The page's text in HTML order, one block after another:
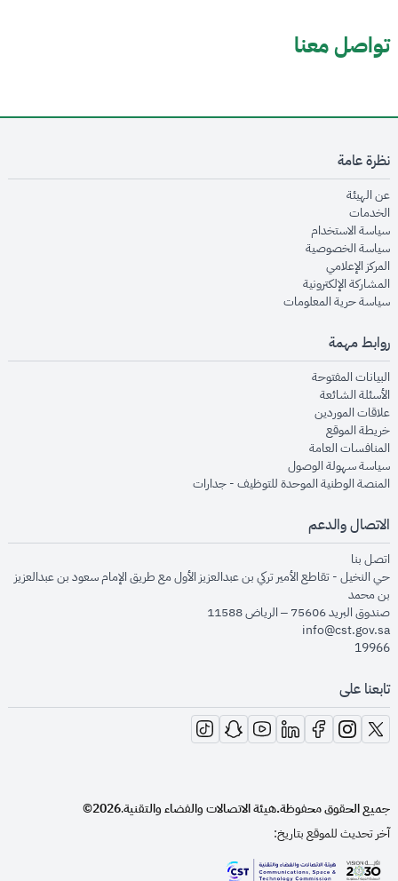
تواصل معنا
نظرة عامة
عن الهيئةopens in new window
الخدماتopens in new window
سياسة الاستخدام
سياسة الخصوصيةopens in new window
المركز الإعلاميopens in new window
المشاركة الإلكترونيةopens in new window
سياسة حرية المعلوماتopens in new window
روابط مهمة
البيانات المفتوحةopens in new window
الأسئلة الشائعةopens in new window
علاقات الموردينopens in new window
خريطة الموقعopens in new window
المنافسات العامةopens in new window
سياسة سهولة الوصولopens in new window
المنصة الوطنية الموحدة للتوظيف - جداراتopens in new window
الاتصال والدعم
اتصل بنا
حي النخيل - تقاطع الأمير تركي بن عبدالعزيز الأول مع طريق الإمام سعود بن عبدالعزيز
بن محمد
صندوق البريد 75606 – الرياض 11588
info@cst.gov.sa
19966
تابعنا على
opens in new window
opens in new window
opens in new window
opens in new window
opens in new window
opens in new window
opens in new window
جميع الحقوق محفوظة.هيئة الاتصالات والفضاء والتقنية.
2026©
آخر تحديث للموقع بتاريخ: